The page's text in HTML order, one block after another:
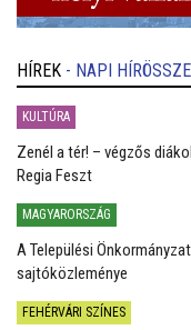
HÍREK - NAPI
KULTÚRA
Zenél a tér! – végzős
Regia Feszt
MAGYARORSZÁG
A Települési
sajtóközleménye
FEHÉRVÁRI SZÍNES